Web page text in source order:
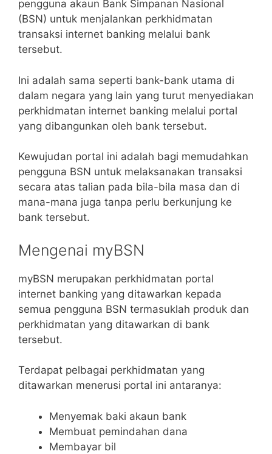
pengguna akaun Bank Simpanan Nasional
(BSN) untuk menjalankan perkhidmatan
transaksi internet banking melalui bank
tersebut.
Ini adalah sama seperti bank-bank utama di
dalam negara yang lain yang turut menyediakan
perkhidmatan internet banking melalui portal
yang dibangunkan oleh bank tersebut.
Kewujudan portal ini adalah bagi memudahkan
pengguna BSN untuk melaksanakan transaksi
secara atas talian pada bila-bila masa dan di
mana-mana juga tanpa perlu berkunjung ke
bank tersebut.
Mengenai myBSN
myBSN merupakan perkhidmatan portal
internet banking yang ditawarkan kepada
semua pengguna BSN termasuklah produk dan
perkhidmatan yang ditawarkan di bank
tersebut.
Terdapat pelbagai perkhidmatan yang
ditawarkan menerusi portal ini antaranya:
Menyemak baki akaun bank
Membuat pemindahan dana
Membayar bil